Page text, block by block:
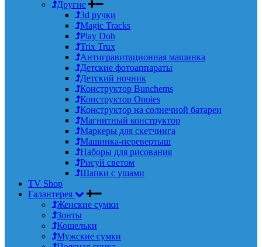
Другие
3d ручки
Magic Tracks
Play Doh
Trix Trux
Антигравитационная машинка
Детские фотоаппараты
Детский ночник
Конструктор Bunchems
Конструктор Onoies
Конструктор на солнечной батареи
Магнитный конструктор
Маркеры для скетчинга
Машинка-перевертыш
Наборы для рисования
Рисуй светом
Шапки с ушами
TV Shop
Галантерея
Женские сумки
Зонты
Кошельки
Мужские сумки